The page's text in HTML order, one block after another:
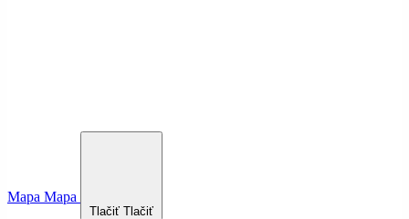
Mapa Mapa
Tlačiť Tlačiť